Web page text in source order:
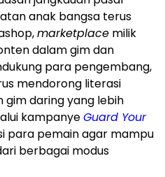
anak bangsa terus
marketplace milik
dalam gim dan
para pengembang,
mendorong literasi
gim daring yang lebih
kampanyeGuard Your
para pemain agar mampu
berbagai modus